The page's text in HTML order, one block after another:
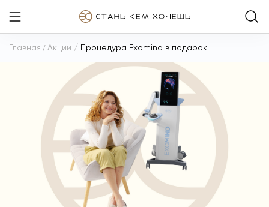
Главная / Акции / Процедура Exomind в подарок